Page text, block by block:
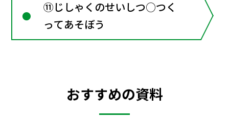
⑪じしゃくのせいしつ○つく
ってあそぼう
おすすめの資料